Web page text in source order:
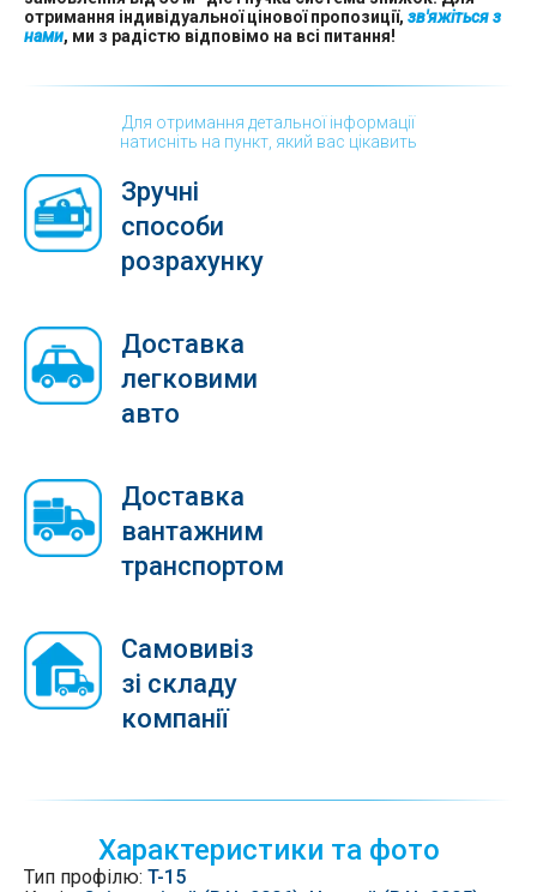
отримання індивідуальної цінової пропозиції, зв'яжіться з
нами, ми з радістю відповімо на всі питання!
Для отримання детальної інформації
натисніть на пункт, який вас цікавить
Зручні
способи
розрахунку
Доставка
легковими
авто
Доставка
вантажним
транспортом
Самовивіз
зі складу
компанії
Характеристики та фото
Тип профілю: T-15